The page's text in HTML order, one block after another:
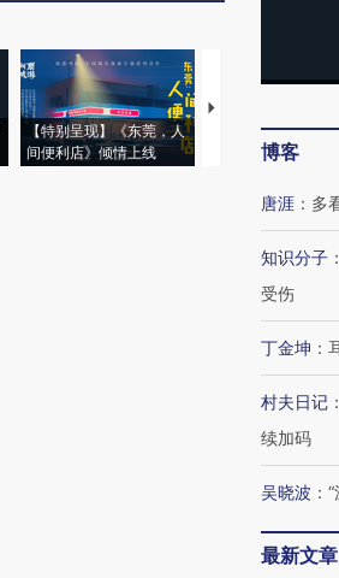
【特别呈现】《东莞，人
间便利店》倾情上线
【推广】走进第四届
会，让数智科技“链
博客
唐涯 ： 多
知识分子 ：
受伤
丁金坤 ：
村夫日记 ：
续加码
吴晓波 ：
最新文章